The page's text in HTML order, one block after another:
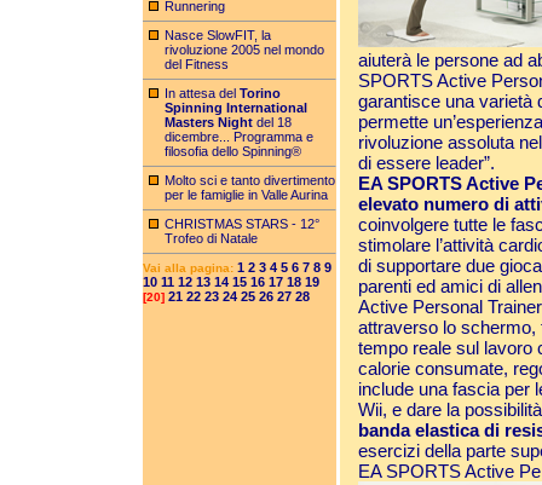
Runnering
Nasce SlowFIT, la
rivoluzione 2005 nel mondo
del Fitness
In attesa del Torino
Spinning International
Masters Night del 18
dicembre... Programma e
filosofia dello Spinning®
Molto sci e tanto divertimento
per le famiglie in Valle Aurina
CHRISTMAS STARS - 12°
Trofeo di Natale
Vai alla pagina: 1 2 3 4 5 6 7 8 9
10 11 12 13 14 15 16 17 18 19
[20] 21 22 23 24 25 26 27 28
aiuterà le persone ad
SPORTS Active
garantisce una varietà
permette
rivoluzione assoluta
di essere leader”.
EA SPORTS Active
elevato numero di
coinvolgere tutte le
stimolare l’attività
di supportare due
parenti ed amici di
Active Personal
attraverso lo schermo,
tempo reale sul lavoro
calorie consumate,
include una fascia per
Wii, e dare la
banda elastica di
esercizi della parte
EA SPORTS Active